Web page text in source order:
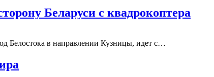
Беларуси с квадрокоптера
Белостока в направлении Кузницы, идет с…